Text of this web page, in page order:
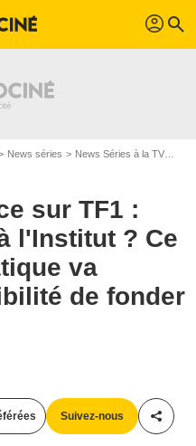
profil search
News séries News Séries à la TV
sur TF1 :
l'Institut ? Ce
va
de fonder
Suivez-nous